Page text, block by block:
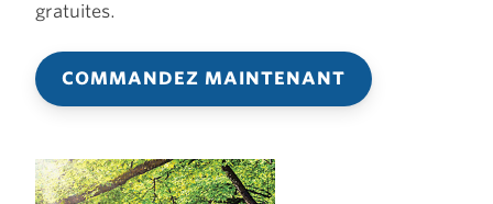
gratuites.
COMMANDEZ MAINTENANT